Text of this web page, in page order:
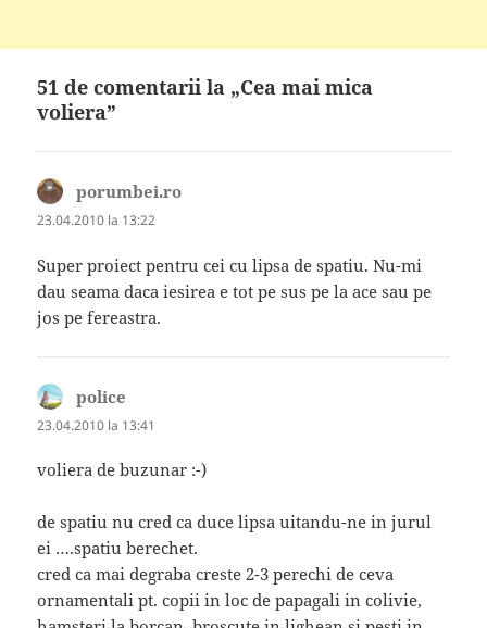
51 de comentarii la „Cea mai mica
voliera”
porumbei.ro
23.04.2010 la 13:22
Super proiect pentru cei cu lipsa de spatiu. Nu-mi
dau seama daca iesirea e tot pe sus pe la ace sau pe
jos pe fereastra.
police
23.04.2010 la 13:41
voliera de buzunar :-)
de spatiu nu cred ca duce lipsa uitandu-ne in jurul
ei ….spatiu berechet.
cred ca mai degraba creste 2-3 perechi de ceva
ornamentali pt. copii in loc de papagali in colivie,